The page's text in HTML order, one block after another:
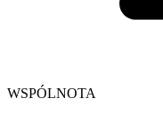
WSPÓLNOTA